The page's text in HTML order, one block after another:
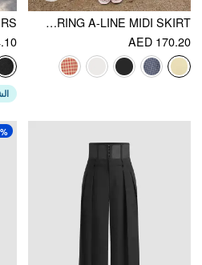
LINEN-BLEND MID RISE DRAWSTRING A-LINE MIDI SKIRT
AED 170.20